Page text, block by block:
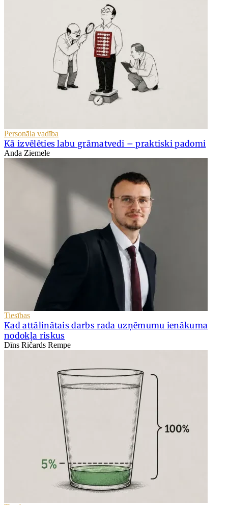
Personāla vadība
Kā izvēlēties labu grāmatvedi – praktiski padomi
Anda Ziemele
Tiesības
Kad attālinātais darbs rada uzņēmumu ienākuma
nodokļa riskus
Dīns Ričards Rempe